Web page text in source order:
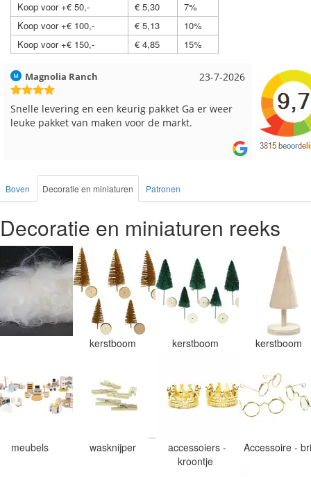
Koop voor +€ 50,-
€ 5,30
7%
Koop voor +€ 100,-
€ 5,13
10%
Koop voor +€ 150,-
€ 4,85 15%
17-7-2026
Hilde uit Loyers
Reeds meerdere keren breigaren en breinaalden
besteld, altijd heel tevreden over de service.
Loes uit
Snelle
Boven Decoratie en miniaturen Patronen
Decoratie en miniaturen reeks
kerstboom kerstboom kerstboom
meubels wasknijper
accessoiers -
kroontje
Accessoire -